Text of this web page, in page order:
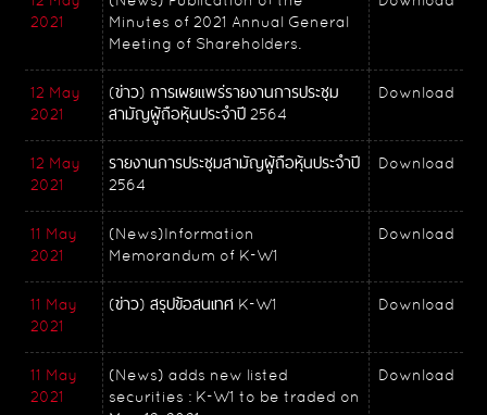
2021
Minutes of 2021 Annual General
Meeting of Shareholders.
12 May
2021
(ข่าว) การเผยแพร่รายงานการประชุม
สามัญผู้ถือหุ้นประจำปี 2564
Download
12 May
2021
รายงานการประชุมสามัญผู้ถือหุ้นประจำปี
2564
Download
11 May
2021
(News)Information
Memorandum of K-W1
Download
11 May
2021
(ข่าว) สรุปข้อสนเทศ K-W1 Download
11 May
2021
(News) adds new listed
securities : K-W1 to be traded on
Download